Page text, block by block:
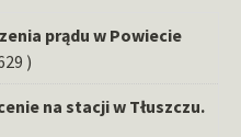
prądu w Powiecie
)
na stacji w Tłuszczu.